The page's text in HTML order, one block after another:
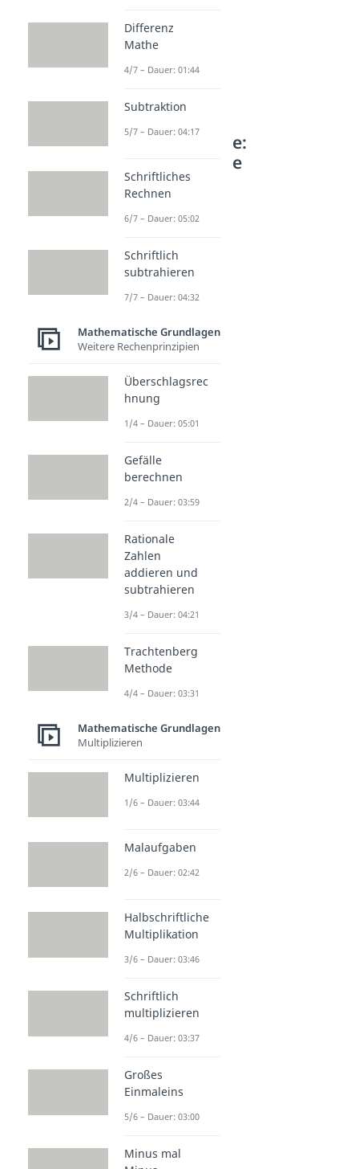
Weitere Inhalte:
Mathematische
Grundlagen
Betrag
Magisches Quadrat
Dauer: 04:01
Zahlenreihen
Dauer: 04:10
Negative Zahlen
Dauer: 04:55
Gemischte Zahl
Dauer: 04:15
Differenz
Mathe
4/7 – Dauer: 01:44
Subtraktion
5/7 – Dauer: 04:17
Schriftliches
Rechnen
6/7 – Dauer: 05:02
Schriftlich
subtrahieren
7/7 – Dauer: 04:32
Mathematische Grundlagen
Weitere Rechenprinzipien
Überschlagsrec
hnung
1/4 – Dauer: 05:01
Gefälle
berechnen
2/4 – Dauer: 03:59
Rationale
Zahlen
addieren und
subtrahieren
3/4 – Dauer: 04:21
Trachtenberg
Methode
4/4 – Dauer: 03:31
Mathematische Grundlagen
Multiplizieren
Multiplizieren
1/6 – Dauer: 03:44
Malaufgaben
2/6 – Dauer: 02:42
Halbschriftliche
Multiplikation
3/6 – Dauer: 03:46
Schriftlich
multiplizieren
4/6 – Dauer: 03:37
Großes
Einmaleins
5/6 – Dauer: 03:00
Minus mal